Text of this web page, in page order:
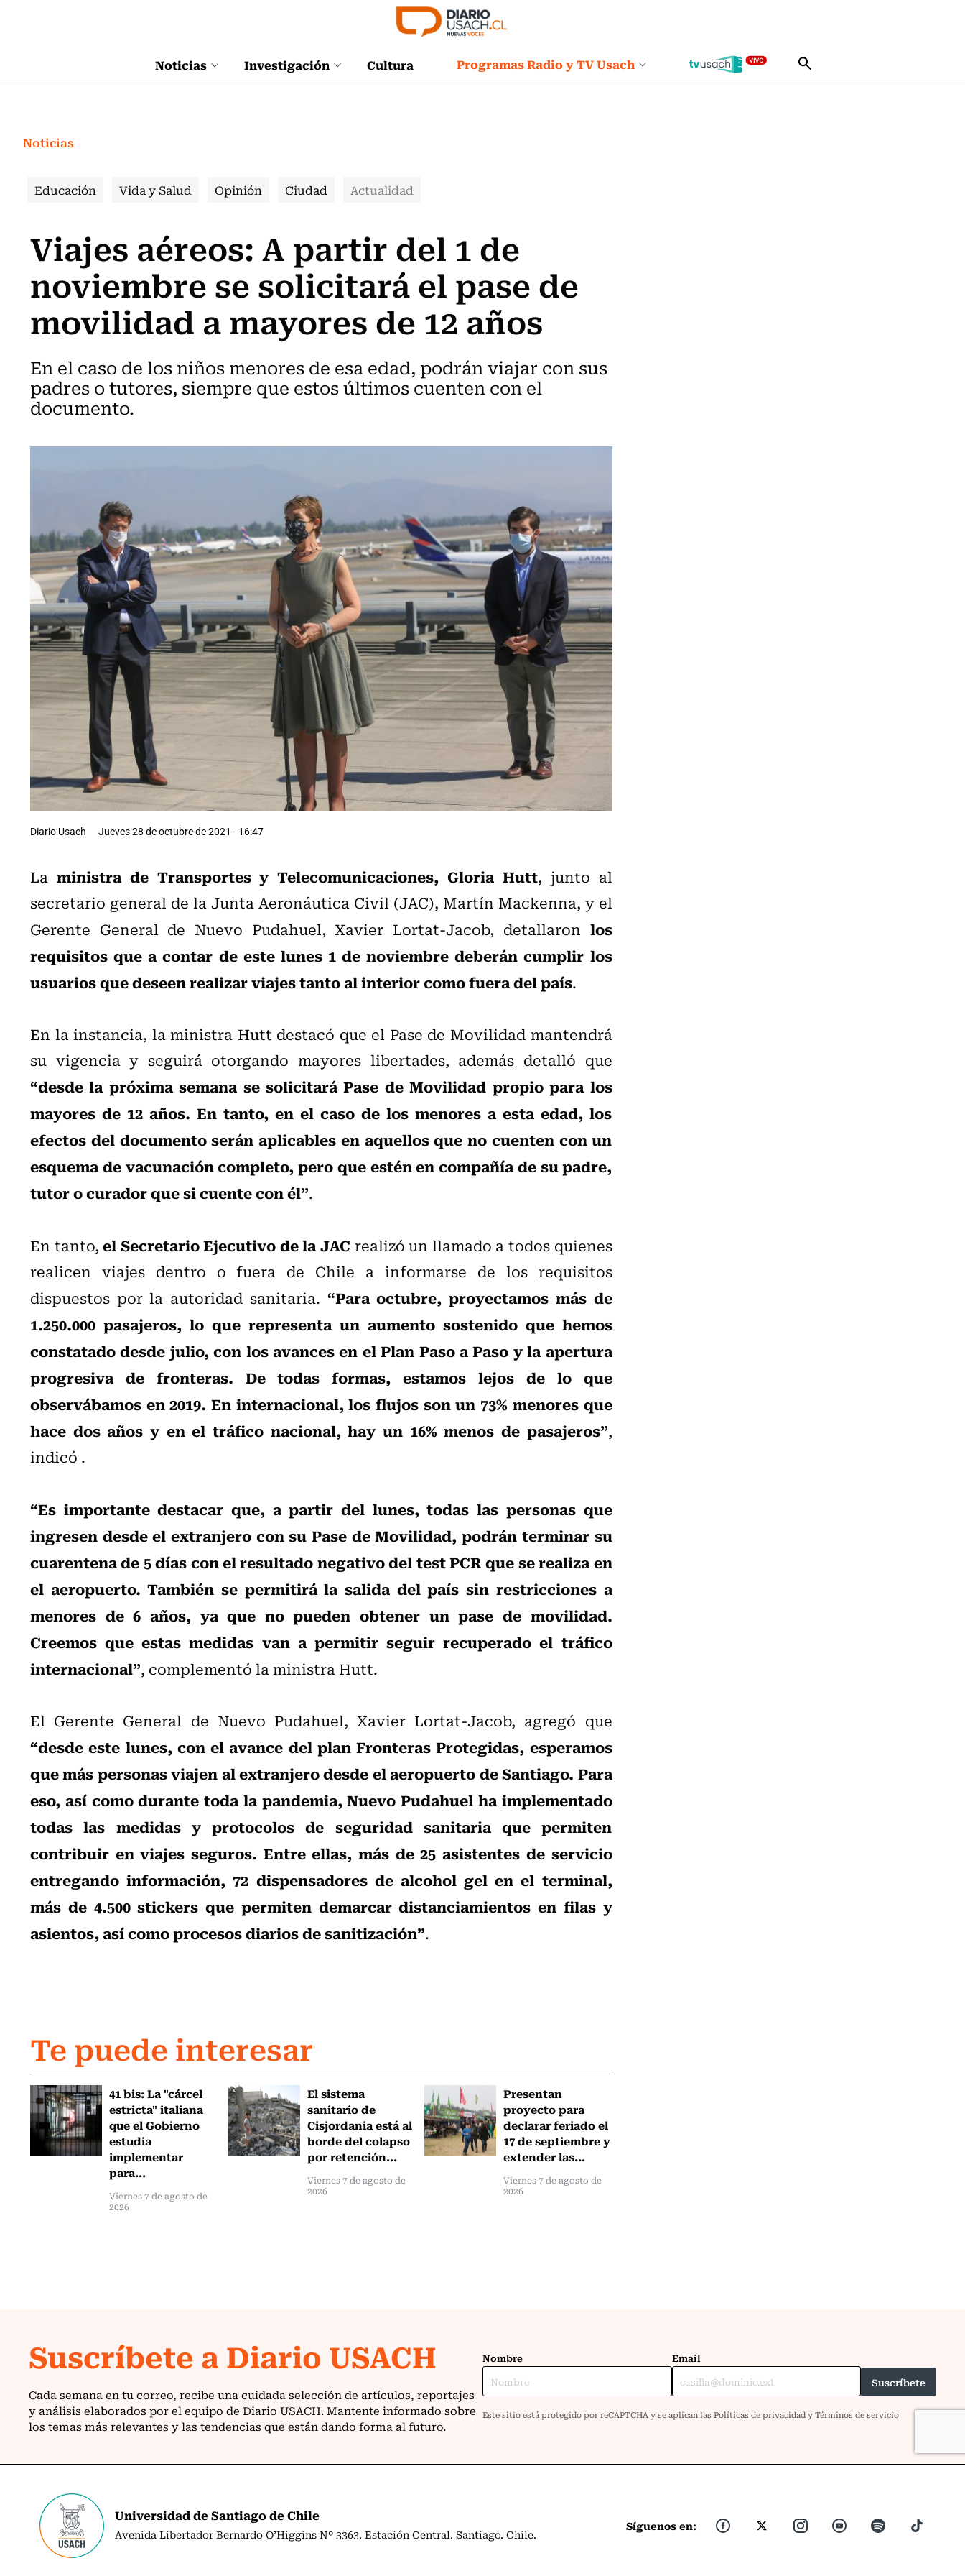
Noticias Investigación Cultura Programas Radio y TV Usach
Noticias
Educación Vida y Salud Opinión Ciudad Actualidad
Viajes aéreos: A partir del 1 de
noviembre se solicitará el pase de
movilidad a mayores de 12 años
En el caso de los niños menores de esa edad, podrán viajar con sus
padres o tutores, siempre que estos últimos cuenten con el
documento.
Diario Usach Jueves 28 de octubre de 2021 - 16:47
La ministra de Transportes y Telecomunicaciones, Gloria Hutt, junto al
secretario general de la Junta Aeronáutica Civil (JAC), Martín Mackenna, y el
Gerente General de Nuevo Pudahuel, Xavier Lortat-Jacob, detallaron los
requisitos que a contar de este lunes 1 de noviembre deberán cumplir los
usuarios que deseen realizar viajes tanto al interior como fuera del país.
En la instancia, la ministra Hutt destacó que el Pase de Movilidad mantendrá
su vigencia y seguirá otorgando mayores libertades, además detalló que
“desde la próxima semana se solicitará Pase de Movilidad propio para los
mayores de 12 años. En tanto, en el caso de los menores a esta edad, los
efectos del documento serán aplicables en aquellos que no cuenten con un
esquema de vacunación completo, pero que estén en compañía de su padre,
tutor o curador que si cuente con él”.
En tanto,el Secretario Ejecutivo de la JAC realizó un llamado a todos quienes
realicen viajes dentro o fuera de Chile a informarse de los requisitos
dispuestos por la autoridad sanitaria. “Para octubre, proyectamos más de
1.250.000 pasajeros, lo que representa un aumento sostenido que hemos
constatado desde julio, con los avances en el Plan Paso a Paso y la apertura
progresiva de fronteras. De todas formas, estamos lejos de lo que
observábamos en 2019. En internacional, los flujos son un 73% menores que
hace dos años y en el tráfico nacional, hay un 16% menos de pasajeros”,
indicó .
“Es importante destacar que, a partir del lunes, todas las personas que
ingresen desde el extranjero con su Pase de Movilidad, podrán terminar su
cuarentena de 5 días con el resultado negativo del test PCR que se realiza en
el aeropuerto. También se permitirá la salida del país sin restricciones a
menores de 6 años, ya que no pueden obtener un pase de movilidad.
Creemos que estas medidas van a permitir seguir recuperado el tráfico
internacional”, complementó la ministra Hutt.
El Gerente General de Nuevo Pudahuel, Xavier Lortat-Jacob, agregó que
“desde este lunes, con el avance del plan Fronteras Protegidas, esperamos
que más personas viajen al extranjero desde el aeropuerto de Santiago. Para
eso, así como durante toda la pandemia, Nuevo Pudahuel ha implementado
todas las medidas y protocolos de seguridad sanitaria que permiten
contribuir en viajes seguros. Entre ellas, más de 25 asistentes de servicio
entregando información, 72 dispensadores de alcohol gel en el terminal,
más de 4.500 stickers que permiten demarcar distanciamientos en filas y
asientos, así como procesos diarios de sanitización”.
Te puede interesar
41 bis: La "cárcel
estricta" italiana
que el Gobierno
estudia
implementar
para...
Viernes 7 de agosto de
2026
El sistema
sanitario de
Cisjordania está al
borde del colapso
por retención...
Viernes 7 de agosto de
2026
Presentan
proyecto para
declarar feriado el
17 de septiembre y
extender las...
Viernes 7 de agosto de
2026
Universidad de Santiago de Chile
Avenida Libertador Bernardo O’Higgins Nº 3363. Estación Central. Santiago. Chile.
Síguenos en: